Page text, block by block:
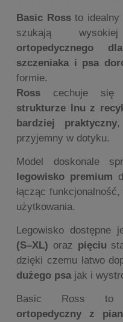
Basic Rossto idealny
szukają
szczeniaka i psa
formie.
Ross cechuje się
strukturze lnu z
bardziej praktyczny,
przyjemny w dotyku.
Model doskonale
legowisko premium
łącząc
użytkowania.
Legowisko dostępne
(S–XL) oraz pięciu
dzięki czemu łatwo
dużego psa jak i
Basic Ross
ortopedyczny z